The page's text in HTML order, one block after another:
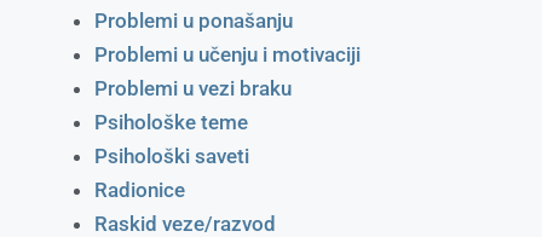
Problemi u ponašanju
Problemi u učenju i motivaciji
Problemi u vezi braku
Psihološke teme
Psihološki saveti
Radionice
Raskid veze/razvod